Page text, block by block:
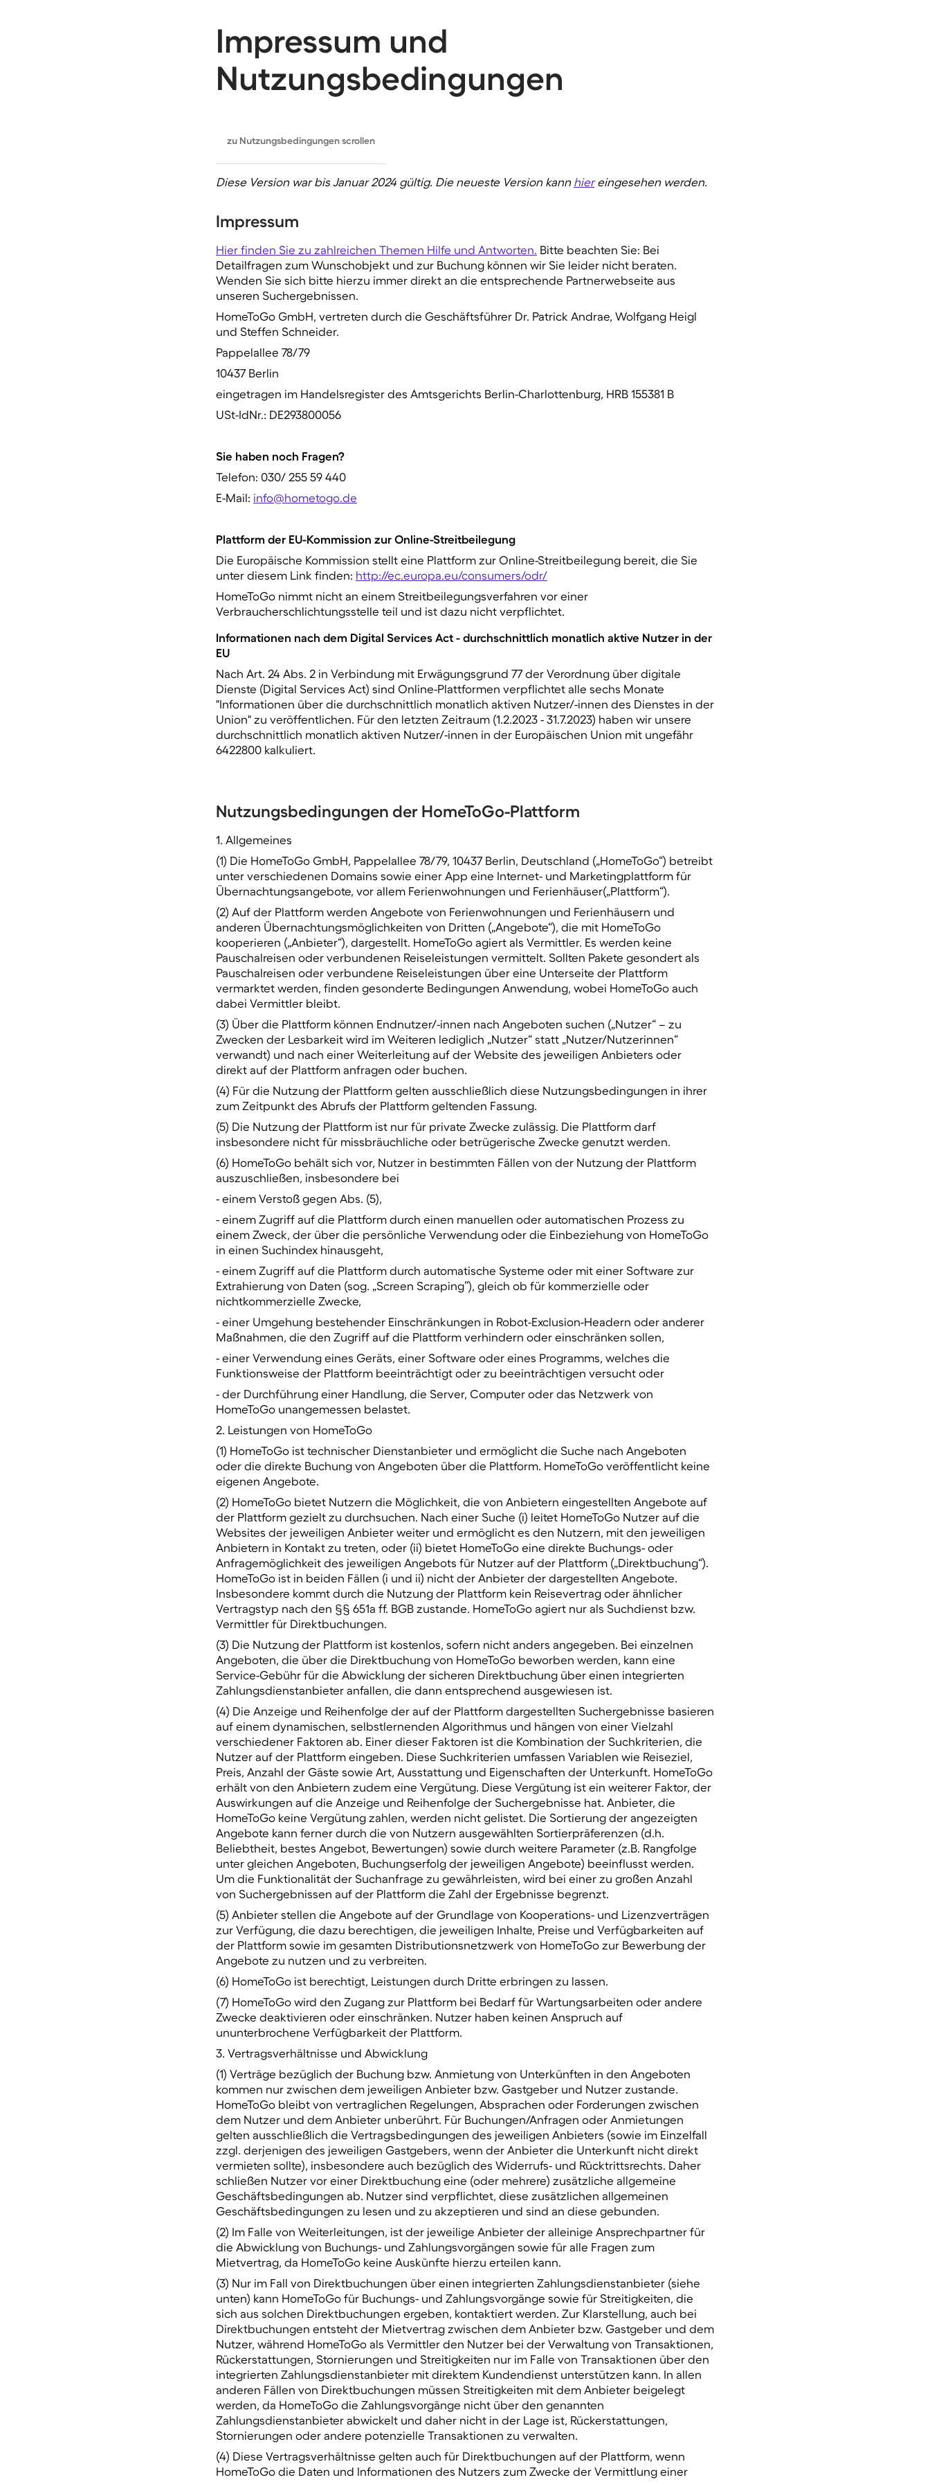
Impressum und
Nutzungsbedingungen
zu Nutzungsbedingungen scrollen
Diese Version war bis Januar 2024 gültig. Die neueste Version kann hiereingesehen werden.
Impressum
Hier finden Sie zu zahlreichen Themen Hilfe und Antworten. Bitte beachten Sie: Bei
Detailfragen zum Wunschobjekt und zur Buchung können wir Sie leider nicht beraten.
Wenden Sie sich bitte hierzu immer direkt an die entsprechende Partnerwebseite aus
unseren Suchergebnissen.
HomeToGo GmbH, vertreten durch die Geschäftsführer Dr. Patrick Andrae, Wolfgang Heigl
und Steffen Schneider.
Pappelallee 78/79
10437 Berlin
eingetragen im Handelsregister des Amtsgerichts Berlin-Charlottenburg, HRB 155381 B
USt-IdNr.: DE293800056
Sie haben noch Fragen?
Telefon: 030/ 255 59 440
E-Mail: info@hometogo.de
Plattform der EU-Kommission zur Online-Streitbeilegung
Die Europäische Kommission stellt eine Plattform zur Online-Streitbeilegung bereit, die Sie
unter diesem Link finden: http://ec.europa.eu/consumers/odr/
HomeToGo nimmt nicht an einem Streitbeilegungsverfahren vor einer
Verbraucherschlichtungsstelle teil und ist dazu nicht verpflichtet.
Informationen nach dem Digital Services Act - durchschnittlich monatlich aktive Nutzer in der
EU
Nach Art. 24 Abs. 2 in Verbindung mit Erwägungsgrund 77 der Verordnung über digitale
Dienste (Digital Services Act) sind Online-Plattformen verpflichtet alle sechs Monate
"Informationen über die durchschnittlich monatlich aktiven Nutzer/-innen des Dienstes in der
Union" zu veröffentlichen. Für den letzten Zeitraum (1.2.2023 - 31.7.2023) haben wir unsere
durchschnittlich monatlich aktiven Nutzer/-innen in der Europäischen Union mit ungefähr
6422800 kalkuliert.
Nutzungsbedingungen der HomeToGo-Plattform
1. Allgemeines
(1) Die HomeToGo GmbH, Pappelallee 78/79, 10437 Berlin, Deutschland („HomeToGo“) betreibt
unter verschiedenen Domains sowie einer App eine Internet- und Marketingplattform für
Übernachtungsangebote, vor allem Ferienwohnungen und Ferienhäuser(„Plattform“).
(2) Auf der Plattform werden Angebote von Ferienwohnungen und Ferienhäusern und
anderen Übernachtungsmöglichkeiten von Dritten („Angebote“), die mit HomeToGo
kooperieren („Anbieter“), dargestellt. HomeToGo agiert als Vermittler. Es werden keine
Pauschalreisen oder verbundenen Reiseleistungen vermittelt. Sollten Pakete gesondert als
Pauschalreisen oder verbundene Reiseleistungen über eine Unterseite der Plattform
vermarktet werden, finden gesonderte Bedingungen Anwendung, wobei HomeToGo auch
dabei Vermittler bleibt.
(3) Über die Plattform können Endnutzer/-innen nach Angeboten suchen („Nutzer“ – zu
Zwecken der Lesbarkeit wird im Weiteren lediglich „Nutzer“ statt „Nutzer/Nutzerinnen“
verwandt) und nach einer Weiterleitung auf der Website des jeweiligen Anbieters oder
direkt auf der Plattform anfragen oder buchen.
(4) Für die Nutzung der Plattform gelten ausschließlich diese Nutzungsbedingungen in ihrer
zum Zeitpunkt des Abrufs der Plattform geltenden Fassung.
(5) Die Nutzung der Plattform ist nur für private Zwecke zulässig. Die Plattform darf
insbesondere nicht für missbräuchliche oder betrügerische Zwecke genutzt werden.
(6) HomeToGo behält sich vor, Nutzer in bestimmten Fällen von der Nutzung der Plattform
auszuschließen, insbesondere bei
- einem Verstoß gegen Abs. (5),
- einem Zugriff auf die Plattform durch einen manuellen oder automatischen Prozess zu
einem Zweck, der über die persönliche Verwendung oder die Einbeziehung von HomeToGo
in einen Suchindex hinausgeht,
- einem Zugriff auf die Plattform durch automatische Systeme oder mit einer Software zur
Extrahierung von Daten (sog. „Screen Scraping”), gleich ob für kommerzielle oder
nichtkommerzielle Zwecke,
- einer Umgehung bestehender Einschränkungen in Robot-Exclusion-Headern oder anderer
Maßnahmen, die den Zugriff auf die Plattform verhindern oder einschränken sollen,
- einer Verwendung eines Geräts, einer Software oder eines Programms, welches die
Funktionsweise der Plattform beeinträchtigt oder zu beeinträchtigen versucht oder
- der Durchführung einer Handlung, die Server, Computer oder das Netzwerk von
HomeToGo unangemessen belastet.
2. Leistungen von HomeToGo
(1) HomeToGo ist technischer Dienstanbieter und ermöglicht die Suche nach Angeboten
oder die direkte Buchung von Angeboten über die Plattform. HomeToGo veröffentlicht keine
eigenen Angebote.
(2) HomeToGo bietet Nutzern die Möglichkeit, die von Anbietern eingestellten Angebote auf
der Plattform gezielt zu durchsuchen. Nach einer Suche (i) leitet HomeToGo Nutzer auf die
Websites der jeweiligen Anbieter weiter und ermöglicht es den Nutzern, mit den jeweiligen
Anbietern in Kontakt zu treten, oder (ii) bietet HomeToGo eine direkte Buchungs- oder
Anfragemöglichkeit des jeweiligen Angebots für Nutzer auf der Plattform („Direktbuchung“).
HomeToGo ist in beiden Fällen (i und ii) nicht der Anbieter der dargestellten Angebote.
Insbesondere kommt durch die Nutzung der Plattform kein Reisevertrag oder ähnlicher
Vertragstyp nach den §§ 651a ff. BGB zustande. HomeToGo agiert nur als Suchdienst bzw.
Vermittler für Direktbuchungen.
(3) Die Nutzung der Plattform ist kostenlos, sofern nicht anders angegeben. Bei einzelnen
Angeboten, die über die Direktbuchung von HomeToGo beworben werden, kann eine
Service-Gebühr für die Abwicklung der sicheren Direktbuchung über einen integrierten
Zahlungsdienstanbieter anfallen, die dann entsprechend ausgewiesen ist.
(4) Die Anzeige und Reihenfolge der auf der Plattform dargestellten Suchergebnisse basieren
auf einem dynamischen, selbstlernenden Algorithmus und hängen von einer Vielzahl
verschiedener Faktoren ab. Einer dieser Faktoren ist die Kombination der Suchkriterien, die
Nutzer auf der Plattform eingeben. Diese Suchkriterien umfassen Variablen wie Reiseziel,
Preis, Anzahl der Gäste sowie Art, Ausstattung und Eigenschaften der Unterkunft. HomeToGo
erhält von den Anbietern zudem eine Vergütung. Diese Vergütung ist ein weiterer Faktor, der
Auswirkungen auf die Anzeige und Reihenfolge der Suchergebnisse hat. Anbieter, die
HomeToGo keine Vergütung zahlen, werden nicht gelistet. Die Sortierung der angezeigten
Angebote kann ferner durch die von Nutzern ausgewählten Sortierpräferenzen (d.h.
Beliebtheit, bestes Angebot, Bewertungen) sowie durch weitere Parameter (z.B. Rangfolge
unter gleichen Angeboten, Buchungserfolg der jeweiligen Angebote) beeinflusst werden.
Um die Funktionalität der Suchanfrage zu gewährleisten, wird bei einer zu großen Anzahl
von Suchergebnissen auf der Plattform die Zahl der Ergebnisse begrenzt.
(5) Anbieter stellen die Angebote auf der Grundlage von Kooperations- und Lizenzverträgen
zur Verfügung, die dazu berechtigen, die jeweiligen Inhalte, Preise und Verfügbarkeiten auf
der Plattform sowie im gesamten Distributionsnetzwerk von HomeToGo zur Bewerbung der
Angebote zu nutzen und zu verbreiten.
(6) HomeToGo ist berechtigt, Leistungen durch Dritte erbringen zu lassen.
(7) HomeToGo wird den Zugang zur Plattform bei Bedarf für Wartungsarbeiten oder andere
Zwecke deaktivieren oder einschränken. Nutzer haben keinen Anspruch auf
ununterbrochene Verfügbarkeit der Plattform.
3. Vertragsverhältnisse und Abwicklung
(1) Verträge bezüglich der Buchung bzw. Anmietung von Unterkünften in den Angeboten
kommen nur zwischen dem jeweiligen Anbieter bzw. Gastgeber und Nutzer zustande.
HomeToGo bleibt von vertraglichen Regelungen, Absprachen oder Forderungen zwischen
dem Nutzer und dem Anbieter unberührt. Für Buchungen/Anfragen oder Anmietungen
gelten ausschließlich die Vertragsbedingungen des jeweiligen Anbieters (sowie im Einzelfall
zzgl. derjenigen des jeweiligen Gastgebers, wenn der Anbieter die Unterkunft nicht direkt
vermieten sollte), insbesondere auch bezüglich des Widerrufs- und Rücktrittsrechts. Daher
schließen Nutzer vor einer Direktbuchung eine (oder mehrere) zusätzliche allgemeine
Geschäftsbedingungen ab. Nutzer sind verpflichtet, diese zusätzlichen allgemeinen
Geschäftsbedingungen zu lesen und zu akzeptieren und sind an diese gebunden.
(2) Im Falle von Weiterleitungen, ist der jeweilige Anbieter der alleinige Ansprechpartner für
die Abwicklung von Buchungs- und Zahlungsvorgängen sowie für alle Fragen zum
Mietvertrag, da HomeToGo keine Auskünfte hierzu erteilen kann.
(3) Nur im Fall von Direktbuchungen über einen integrierten Zahlungsdienstanbieter (siehe
unten) kann HomeToGo für Buchungs- und Zahlungsvorgänge sowie für Streitigkeiten, die
sich aus solchen Direktbuchungen ergeben, kontaktiert werden. Zur Klarstellung, auch bei
Direktbuchungen entsteht der Mietvertrag zwischen dem Anbieter bzw. Gastgeber und dem
Nutzer, während HomeToGo als Vermittler den Nutzer bei der Verwaltung von Transaktionen,
Rückerstattungen, Stornierungen und Streitigkeiten nur im Falle von Transaktionen über den
integrierten Zahlungsdienstanbieter mit direktem Kundendienst unterstützen kann. In allen
anderen Fällen von Direktbuchungen müssen Streitigkeiten mit dem Anbieter beigelegt
werden, da HomeToGo die Zahlungsvorgänge nicht über den genannten
Zahlungsdienstanbieter abwickelt und daher nicht in der Lage ist, Rückerstattungen,
Stornierungen oder andere potenzielle Transaktionen zu verwalten.
(4) Diese Vertragsverhältnisse gelten auch für Direktbuchungen auf der Plattform, wenn
HomeToGo die Daten und Informationen des Nutzers zum Zwecke der Vermittlung einer